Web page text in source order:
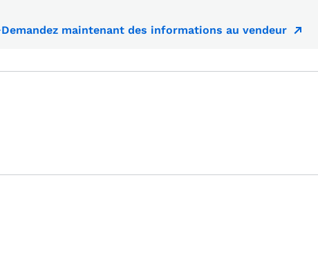
Demandez maintenant des informations au vendeur